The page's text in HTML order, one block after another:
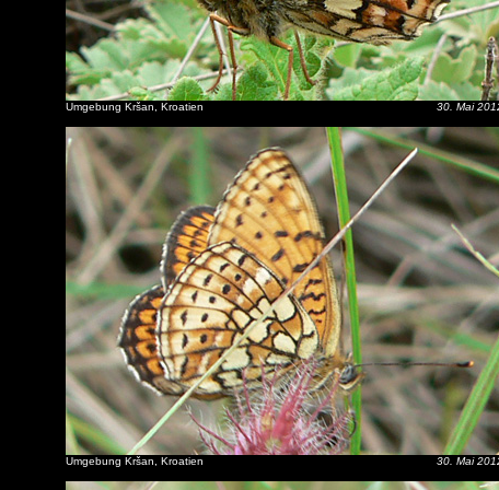
Umgebung Kršan, Kroatien 30. Mai
Umgebung Kršan, Kroatien 30. Mai